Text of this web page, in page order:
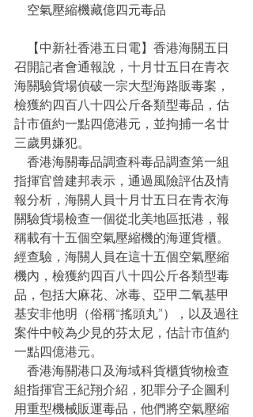
    空氣壓縮機藏億四元毒品
召開記者會通報說，十月廿五日在青衣
海關驗貨場偵破一宗大型海路販毒案，
檢獲約四百八十四公斤各類型毒品，估
計市值約一點四億港元，並拘捕一名廿
三歲男嫌犯。
指揮官曾建邦表示，通過風險評估及情
報分析，海關人員十月廿五日在青衣海
關驗貨場檢查一個從北美地區抵港，報
稱載有十五個空氣壓縮機的海運貨櫃。
經查驗，海關人員在這十五個空氣壓縮
機內，檢獲約四百八十四公斤各類型毒
品，包括大麻花、冰毒、亞甲二氧基甲
基安非他明（俗稱“搖頭丸”），以及過往
案件中較為少見的芬太尼，估計市值約
一點四億港元。
組指揮官王紀翔介紹，犯罪分子企圖利
用重型機械販運毒品，他們將空氣壓縮